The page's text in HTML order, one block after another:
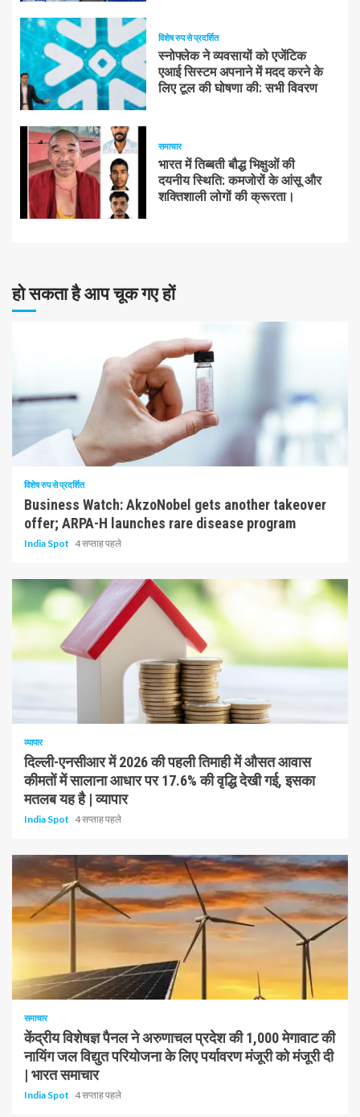
विशेष रुप से प्रदर्शित
स्नोफ्लेक ने व्यवसायों को एजेंटिक
एआई सिस्टम अपनाने में मदद करने के
लिए टूल की घोषणा की: सभी विवरण
समाचार
भारत में तिब्बती बौद्ध भिक्षुओं की
दयनीय स्थिति: कमजोरों के आंसू और
शक्तिशाली लोगों की क्रूरता।
हो सकता है आप चूक गए हों
10 न्यूनतम पढ़ा
विशेष रुप से प्रदर्शित
Business Watch: AkzoNobel gets another takeover
offer; ARPA-H launches rare disease program
India Spot 4 सप्ताह पहले
व्यापार
दिल्ली-एनसीआर में 2026 की पहली तिमाही में औसत आवास
कीमतों में सालाना आधार पर 17.6% की वृद्धि देखी गई, इसका
मतलब यह है | व्यापार
India Spot 4 सप्ताह पहले
1 न्यूनतम पढ़ा
समाचार
केंद्रीय विशेषज्ञ पैनल ने अरुणाचल प्रदेश की 1,000 मेगावाट की
नायिंग जल विद्युत परियोजना के लिए पर्यावरण मंजूरी को मंजूरी दी
| भारत समाचार
India Spot 4 सप्ताह पहले